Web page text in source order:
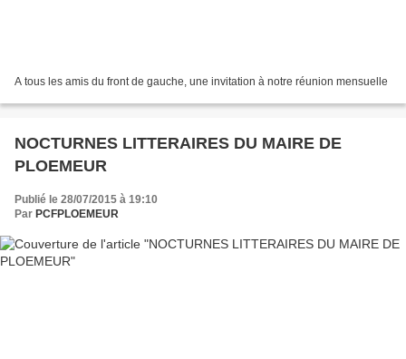
A tous les amis du front de gauche, une invitation à notre réunion mensuelle
NOCTURNES LITTERAIRES DU MAIRE DE
PLOEMEUR
Publié le 28/07/2015 à 19:10
Par PCFPLOEMEUR